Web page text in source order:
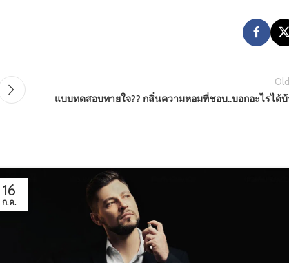
แบบทดสอบทายใจ?? กลิ่นความหอมที่ชอบ..บอกอะไรได้บ้
16
ก.ค.